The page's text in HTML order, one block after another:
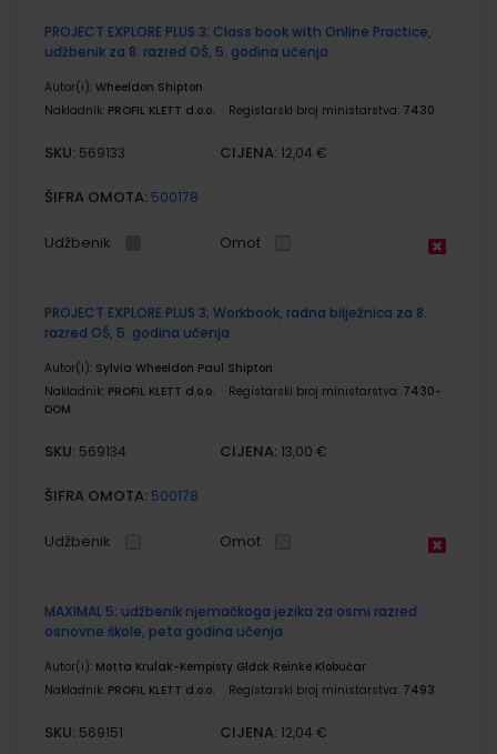
PROJECT EXPLORE PLUS 3; Class book with Online Practice,
udžbenik za 8. razred OŠ, 5. godina učenja
Autor(i): Wheeldon Shipton
Nakladnik: PROFIL KLETT d.o.o. Registarski broj ministarstva: 7430
SKU: 569133 CIJENA: 12,04 €
ŠIFRA OMOTA: 500178
Udžbenik Omot
PROJECT EXPLORE PLUS 3; Workbook, radna bilježnica za 8.
razred OŠ, 5. godina učenja
Autor(i): Sylvia Wheeldon Paul Shipton
Nakladnik: PROFIL KLETT d.o.o. Registarski broj ministarstva: 7430-
DOM
SKU: 569134 CIJENA: 13,00 €
ŠIFRA OMOTA: 500178
Udžbenik Omot
MAXIMAL 5; udžbenik njemačkoga jezika za osmi razred
osnovne škole, peta godina učenja
Autor(i): Motta Krulak-Kempisty Glđck Reinke Klobučar
Nakladnik: PROFIL KLETT d.o.o. Registarski broj ministarstva: 7493
SKU: 569151 CIJENA: 12,04 €